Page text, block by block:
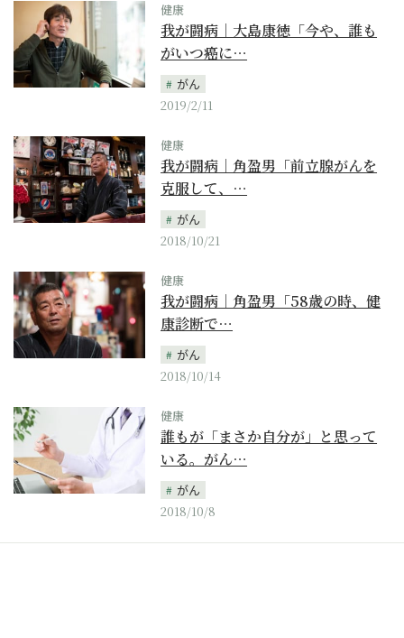
健康
我が闘病｜大島康徳「今や、誰も
がいつ癌に…
がん
2019/2/11
健康
我が闘病｜角盈男「前立腺がんを
克服して、…
がん
2018/10/21
健康
我が闘病｜角盈男「58歳の時、健
康診断で…
がん
2018/10/14
健康
誰もが「まさか自分が」と思って
いる。がん…
がん
2018/10/8